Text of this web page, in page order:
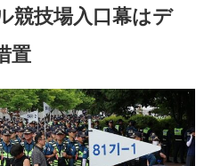
競技場入口幕はデ
置